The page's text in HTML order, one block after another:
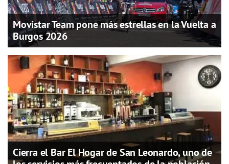
Movistar Team pone más estrellas en la Vuelta a
Burgos 2026
Cierra el Bar El Hogar de San Leonardo, uno de